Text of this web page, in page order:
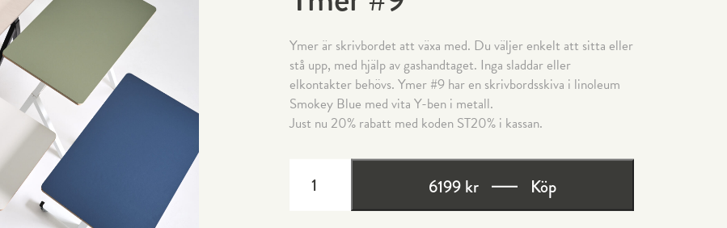
Ymer är skrivbordet att växa med. Du väljer enkelt att sitta eller
stå upp, med hjälp av gashandtaget. Inga sladdar eller
elkontakter behövs. Ymer #9 har en skrivbordsskiva i linoleum
Smokey Blue med vita Y-ben i metall.
Just nu 20% rabatt med koden ST20% i kassan.
MÄNGD 6199 kr Köp